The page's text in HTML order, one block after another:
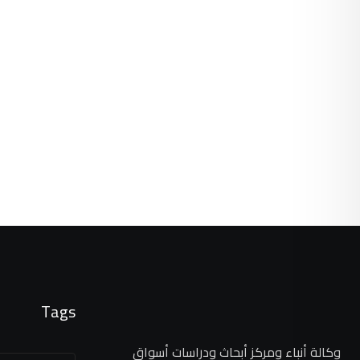
وكالة أنباء ومركز أبحاث ودراسات أسواق
Tags